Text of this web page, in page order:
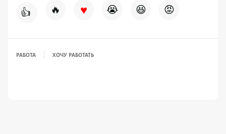
👍 🔥 ♥ 😭 😆 😡
РАБОТА ХОЧУ РАБОТАТЬ